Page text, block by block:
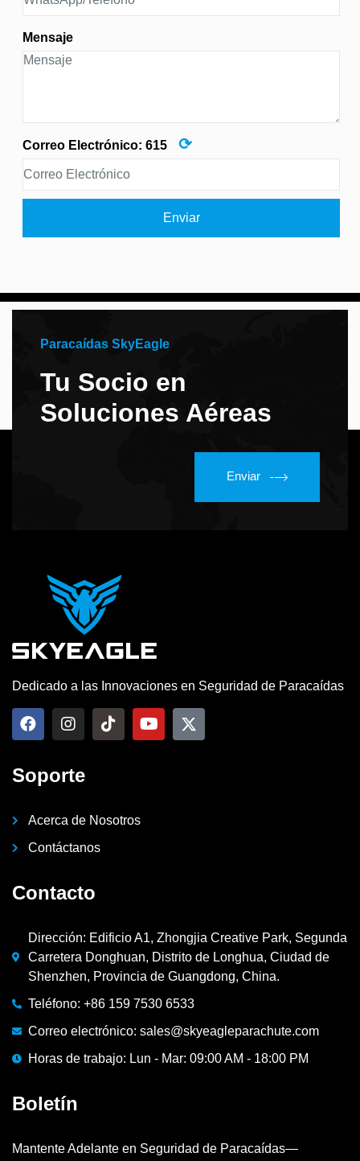
Mensaje
Correo Electrónico: 615 ⟳
Enviar
Paracaídas SkyEagle
Tu Socio en
Soluciones Aéreas
Enviar
Dedicado a las Innovaciones en Seguridad de Paracaídas
Soporte
Acerca de Nosotros
Contáctanos
Contacto
Dirección: Edificio A1, Zhongjia Creative Park, Segunda
Carretera Donghuan, Distrito de Longhua, Ciudad de
Shenzhen, Provincia de Guangdong, China.
Teléfono: +86 159 7530 6533
Correo electrónico: sales@skyeagleparachute.com
Horas de trabajo: Lun - Mar: 09:00 AM - 18:00 PM
Boletín
Mantente Adelante en Seguridad de Paracaídas—